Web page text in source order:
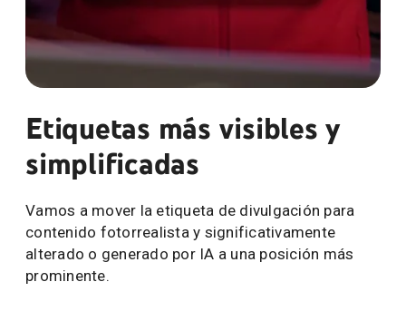
Etiquetas más visibles y
simplificadas
Vamos a mover la etiqueta de divulgación para
contenido fotorrealista y significativamente
alterado o generado por IA a una posición más
prominente.